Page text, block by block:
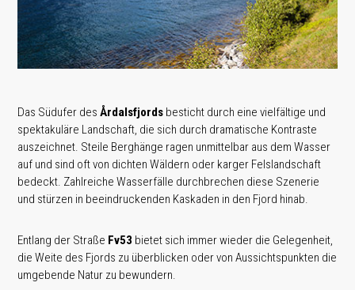
Das Südufer desÅrdalsfjords besticht durch eine vielfältige und
spektakuläre Landschaft, die sich durch dramatische Kontraste
auszeichnet. Steile Berghänge ragen unmittelbar aus dem Wasser
auf und sind oft von dichten Wäldern oder karger Felslandschaft
bedeckt. Zahlreiche Wasserfälle durchbrechen diese Szenerie
und stürzen in beeindruckenden Kaskaden in den Fjord hinab.
Entlang der Straße Fv53 bietet sich immer wieder die Gelegenheit,
die Weite des Fjords zu überblicken oder von Aussichtspunkten die
umgebende Natur zu bewundern.